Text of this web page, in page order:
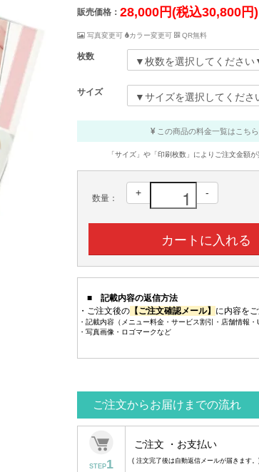
販売価格： 28,000円(税込30,800円)
写真変更可 カラー変更可 QR無料
枚数
サイズ
この商品の料金一覧はこち
「サイズ」や「印刷枚数」によりご注文金額が
数量：
+ -
■ 記載内容の返信方法
・ご注文後の【ご注文確認メール】 に内容をご
・記載内容（メニュー料金・サービス割引・店舗情報・
・写真画像・ロゴマークなど
ご注文からお届けまでの流れ
STEP1
ご注文 ・お支払い
( 注文完了後は自動返信メールが届きます。